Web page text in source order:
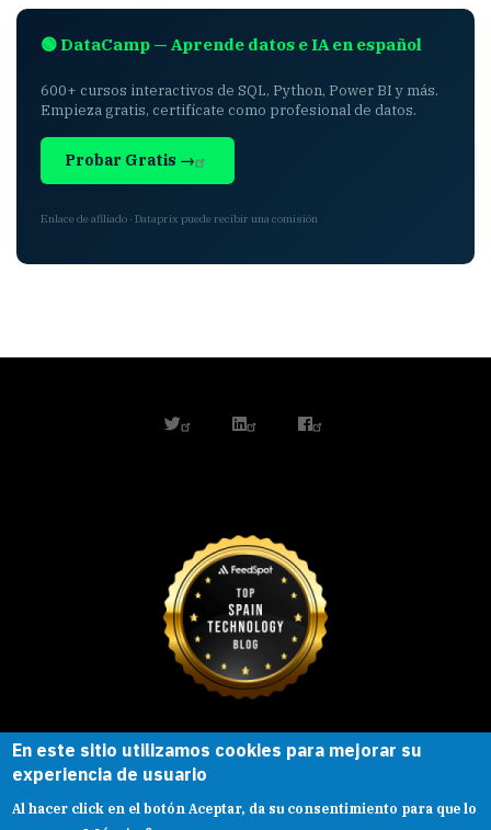
🟢 DataCamp — Aprende datos e IA en español
600+ cursos interactivos de SQL, Python, Power BI y más.
Empieza gratis, certifícate como profesional de datos.
Probar Gratis →
Enlace de afiliado · Dataprix puede recibir una comisión
twitterlinkedinfacebook
Esta obra está bajo una
Creative Commons
Reconocimiento-
En este sitio utilizamos cookies para mejorar su
experiencia de usuario
Al hacer click en el botón Aceptar, da su consentimiento para que lo